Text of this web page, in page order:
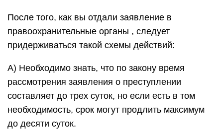
После того, как вы отдали заявление в
правоохранительные органы , следует
придерживаться такой схемы действий:
А) Необходимо знать, что по закону время
рассмотрения заявления о преступлении
составляет до трех суток, но если есть в том
необходимость, срок могут продлить максимум
до десяти суток.